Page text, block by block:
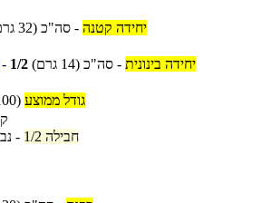
יחידה קטנה - סה"כ (32 גרם)
- 1/2 יחידה בינונית - סה"כ (14 גרם)
גודל ממוצע (100 גרם)
-
1/2 חבילה